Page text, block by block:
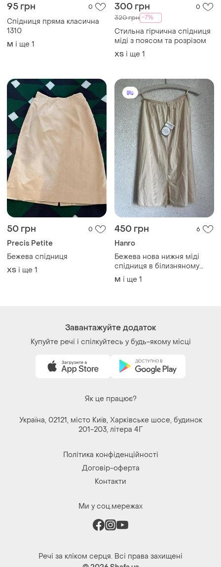
95 грн 0
Спідниця пряма класична
1310
M і ще 1
300 грн 0
320 грн -7%
Стильна гірчична спідниця
міді з поясом та розрізом
ХS і ще 1
50 грн 0
Precis Petite
Бежева спідниця
ХS і ще 1
450 грн 6
Hanro
Бежева нова нижня міді
спідниця в білизняному
сттлі
M і ще 1
Завантажуйте додаток
Купуйте речі і спілкуйтесь у будь-якому місці
Як це працює?
Україна, 02121, місто Київ, Харківське шосе, будинок
201-203, літера 4Г
Політика конфіденційності
Договір-оферта
Контакти
Ми у соц.мережах
Речі за кліком серця. Всі права захищені